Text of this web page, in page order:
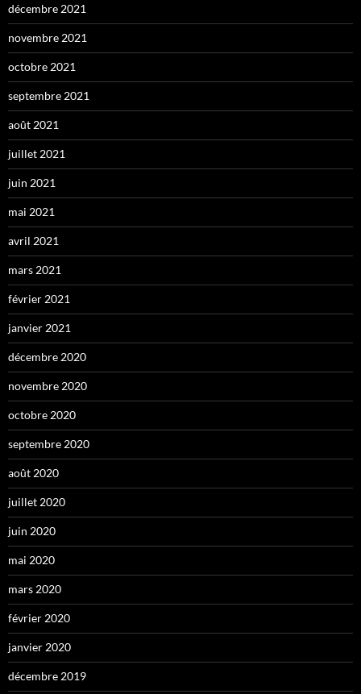
décembre 2021
novembre 2021
octobre 2021
septembre 2021
août 2021
juillet 2021
juin 2021
mai 2021
avril 2021
mars 2021
février 2021
janvier 2021
décembre 2020
novembre 2020
octobre 2020
septembre 2020
août 2020
juillet 2020
juin 2020
mai 2020
mars 2020
février 2020
janvier 2020
décembre 2019